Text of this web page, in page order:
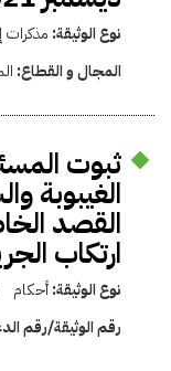
نوع الوثيقة:
المجال و القطاع:
ثبوت
الغيبوبة
القصد
ارتكاب
نوع الوثيقة:أحكام
رقم الوثيقة/رقم